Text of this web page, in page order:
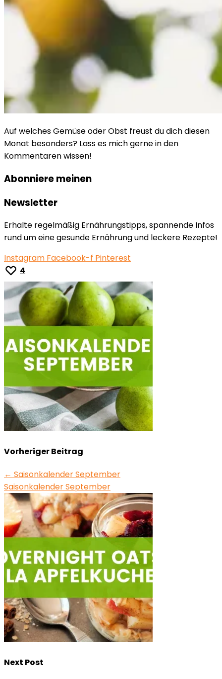
Auf welches Gemüse oder Obst freust du dich diesen
Monat besonders? Lass es mich gerne in den
Kommentaren wissen!
Abonniere meinen
Newsletter
Erhalte regelmäßig Ernährungstipps, spannende Infos
rund um eine gesunde Ernährung und leckere Rezepte!
Instagram Facebook-f Pinterest
4
Vorheriger Beitrag
← Saisonkalender September
Saisonkalender September
Next Post